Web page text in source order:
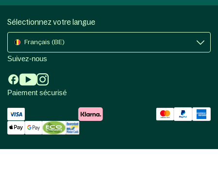
Sélectionnez votre langue
Français (BE)
Suivez-nous
Paiement sécurisé